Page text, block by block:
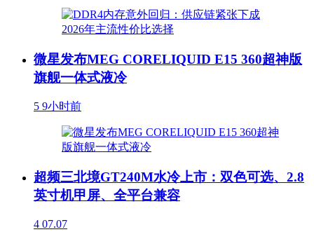
微星发布MEG CORELIQUID E15 360超神版
旗舰一体式液冷
5 9小时前
超频三北境GT240M水冷上市：双色可选、2.8
英寸机甲屏、全平台兼容
4 07.07